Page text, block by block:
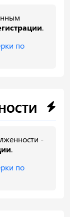
.
по
-
.
по